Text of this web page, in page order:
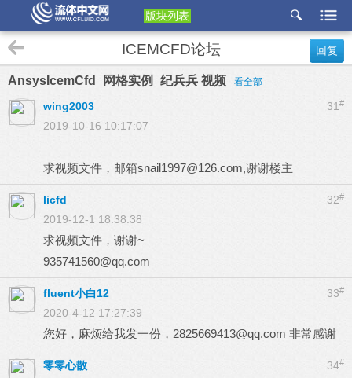
版块列表
etu
p
回复
ICEMCFD论坛
AnsysIcemCfd_网格实例_纪兵兵 视频 看全部
31 #
wing2003
2019-10-16 10:17:07
求视频文件，邮箱snail1997@126.com,谢谢楼主
32#
licfd
2019-12-1 18:38:38
求视频文件，谢谢~
935741560@qq.com
33#
fluent小白12
2020-4-12 17:27:39
您好，麻烦给我发一份， 2825669413@qq.com 非常感谢
34#
零零心散